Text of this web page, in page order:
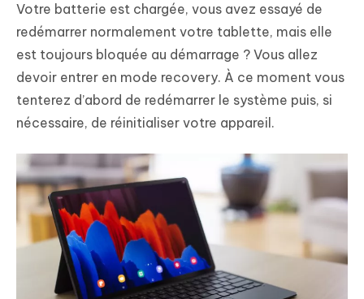
Votre batterie est chargée, vous avez essayé de
redémarrer normalement votre tablette, mais elle
est toujours bloquée au démarrage ? Vous allez
devoir entrer en mode recovery. À ce moment vous
tenterez d’abord de redémarrer le système puis, si
nécessaire, de réinitialiser votre appareil.